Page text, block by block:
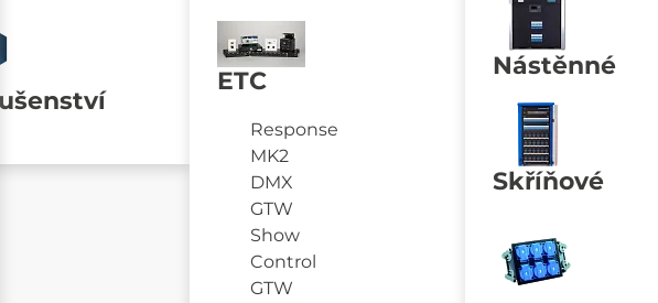
ETC
Response
MK2
DMX
GTW
Show
Control
GTW
Nástěnné
Skříňové